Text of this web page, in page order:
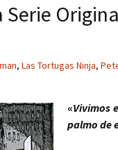
, Las Tortugas Ninja,
«Vivimos
palmo de